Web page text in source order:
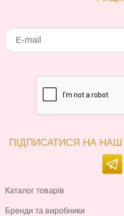
ПІДПИСАТИСЯ НА НАШ
Каталог товарів
Бренди та виробники